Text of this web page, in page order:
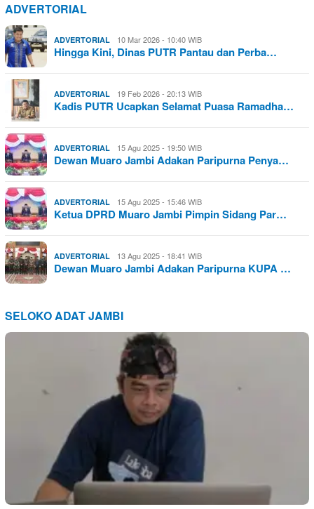
ADVERTORIAL
ADVERTORIAL 10 Mar 2026 - 10:40 WIB
Hingga Kini, Dinas PUTR Pantau dan Perba…
ADVERTORIAL 19 Feb 2026 - 20:13 WIB
Kadis PUTR Ucapkan Selamat Puasa Ramadha…
ADVERTORIAL 15 Agu 2025 - 19:50 WIB
Dewan Muaro Jambi Adakan Paripurna Penya…
ADVERTORIAL 15 Agu 2025 - 15:46 WIB
Ketua DPRD Muaro Jambi Pimpin Sidang Par…
ADVERTORIAL 13 Agu 2025 - 18:41 WIB
Dewan Muaro Jambi Adakan Paripurna KUPA …
SELOKO ADAT JAMBI